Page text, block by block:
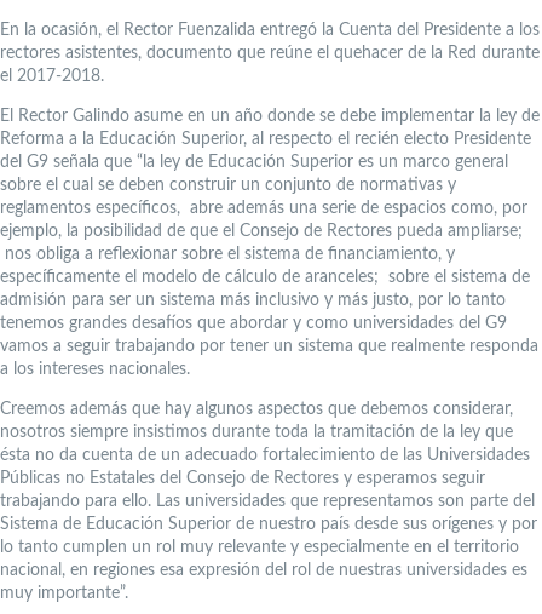
En la ocasión, el Rector Fuenzalida entregó la Cuenta del Presidente a los
rectores asistentes, documento que reúne el quehacer de la Red durante
el 2017-2018.
El Rector Galindo asume en un año donde se debe implementar la ley de
Reforma a la Educación Superior, al respecto el recién electo Presidente
del G9 señala que “la ley de Educación Superior es un marco general
sobre el cual se deben construir un conjunto de normativas y
reglamentos específicos, abre además una serie de espacios como, por
ejemplo, la posibilidad de que el Consejo de Rectores pueda ampliarse;
nos obliga a reflexionar sobre el sistema de financiamiento, y
específicamente el modelo de cálculo de aranceles; sobre el sistema de
admisión para ser un sistema más inclusivo y más justo, por lo tanto
tenemos grandes desafíos que abordar y como universidades del G9
vamos a seguir trabajando por tener un sistema que realmente responda
a los intereses nacionales.
Creemos además que hay algunos aspectos que debemos considerar,
nosotros siempre insistimos durante toda la tramitación de la ley que
ésta no da cuenta de un adecuado fortalecimiento de las Universidades
Públicas no Estatales del Consejo de Rectores y esperamos seguir
trabajando para ello. Las universidades que representamos son parte del
Sistema de Educación Superior de nuestro país desde sus orígenes y por
lo tanto cumplen un rol muy relevante y especialmente en el territorio
nacional, en regiones esa expresión del rol de nuestras universidades es
muy importante”.